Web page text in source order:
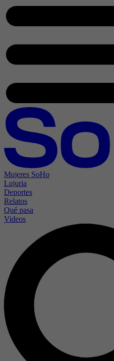
Mujeres SoHo
Lujuria
Deportes
Relatos
Qué pasa
Videos